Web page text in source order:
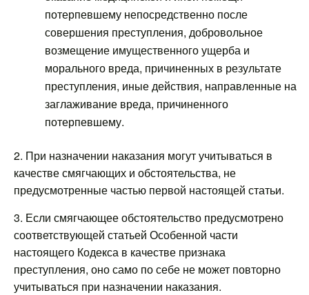
потерпевшему непосредственно после
совершения преступления, добровольное
возмещение имущественного ущерба и
морального вреда, причиненных в результате
преступления, иные действия, направленные на
заглаживание вреда, причиненного
потерпевшему.
2. При назначении наказания могут учитываться в
качестве смягчающих и обстоятельства, не
предусмотренные частью первой настоящей статьи.
3. Если смягчающее обстоятельство предусмотрено
соответствующей статьей Особенной части
настоящего Кодекса в качестве признака
преступления, оно само по себе не может повторно
учитываться при назначении наказания.